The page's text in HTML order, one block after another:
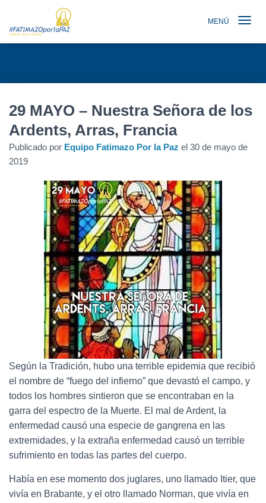
MENÚ
29 MAYO – Nuestra Señora de los
Ardents, Arras, Francia
Publicado por Equipo Fatimazo Por la Paz el 30 de mayo de
2019
Según la Tradición, hubo una terrible epidemia que recibió
el nombre de “fuego del infierno” que devastó el campo, y
todos los hombres sintieron que se encontraban en la
garra del espectro de la Muerte. El mal de Ardent, la
enfermedad causó una especie de gangrena en las
extremidades, y la extraña enfermedad causó un terrible
sufrimiento en todas las partes del cuerpo.
Había en ese momento dos juglares, uno llamado Itier, que
vivía en Brabante, y el otro llamado Norman, que vivía en